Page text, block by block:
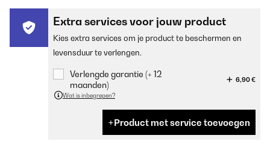
Extra services voor jouw product
Kies extra services om je product te beschermen en
levensduur te verlengen.
Verlengde garantie (+ 12
maanden)
6,90 €
Wat is inbegrepen?
Product met service toevoegen